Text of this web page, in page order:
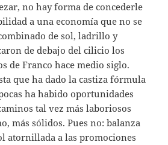
no hay forma de concederle
a una economía que no se
de sol, ladrillo y
de debajo del cilicio los
de Franco hace medio siglo.
que ha dado la castiza fórmula
ha habido oportunidades
tal vez más laboriosos
más sólidos. Pues no: balanza
atornillada a las promociones